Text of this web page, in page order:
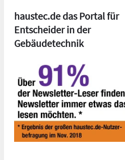
haustec.de das Portal für
Entscheider in der
Gebäudetechnik